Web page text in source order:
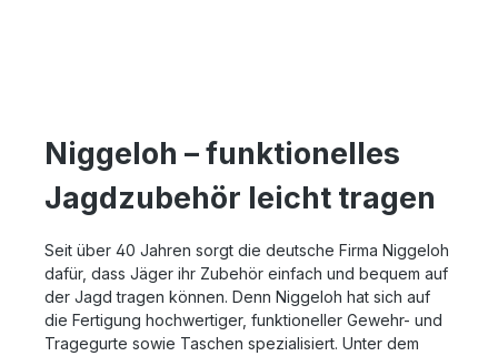
Niggeloh – funktionelles
Jagdzubehör leicht tragen
Seit über 40 Jahren sorgt die deutsche Firma Niggeloh
dafür, dass Jäger ihr Zubehör einfach und bequem auf
der Jagd tragen können. Denn Niggeloh hat sich auf
die Fertigung hochwertiger, funktioneller Gewehr- und
Tragegurte sowie Taschen spezialisiert. Unter dem